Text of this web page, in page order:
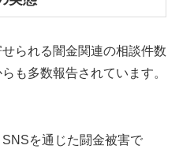
られる闇金関連の相談件数
も多数報告されています。
を通じた闘金被害で